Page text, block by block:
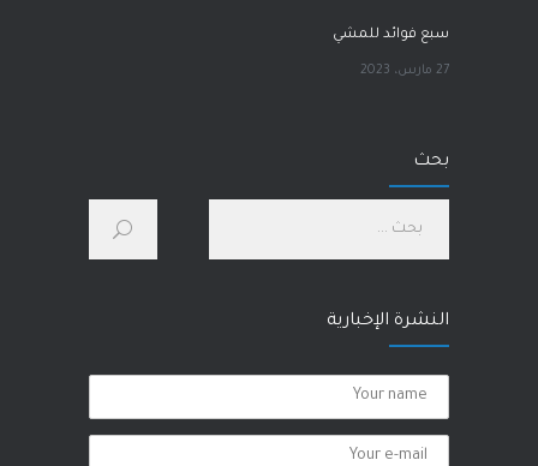
سبع فوائد للمشي
27 مارس، 2023
1 مارس، 2023
كيف أحسّن صحتي الجسدية والنفسية؟
بحث
النشرة الإخبارية